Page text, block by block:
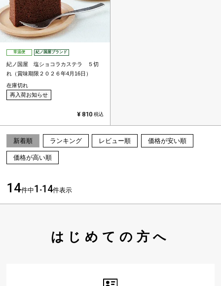
常温便 紀ノ国屋ブランド
紀ノ国屋 塩ショコラカステラ ５切
れ（賞味期限２０２６年4月16日）
在庫切れ
再入荷お知らせ
¥ 810 税込
新着順 ランキング レビュー順 価格が安い順
価格が高い順
14件中1 -14件表示
はじめての方へ